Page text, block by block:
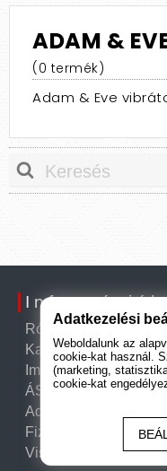
ADAM &
(0 termék)
Adam & Eve
Információk
Rólunk
Kapcsolat
Impresszum
ÁSZF
Adatkezelési
Fizetési és szállítási
Visszatérítési
Adatkezelési
Weboldalunk az
cookie-kat használ.
(marketing,
cookie-kat